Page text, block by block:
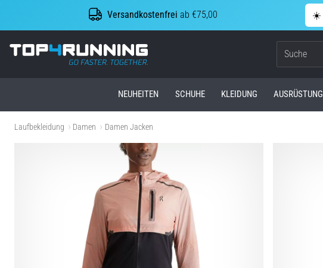
Versandkostenfrei ab €75,00 ☀️
Top4Running.at
NEUHEITEN SCHUHE KLEIDUNG AUSRÜSTUNG
Laufbekleidung Damen Damen Jacken